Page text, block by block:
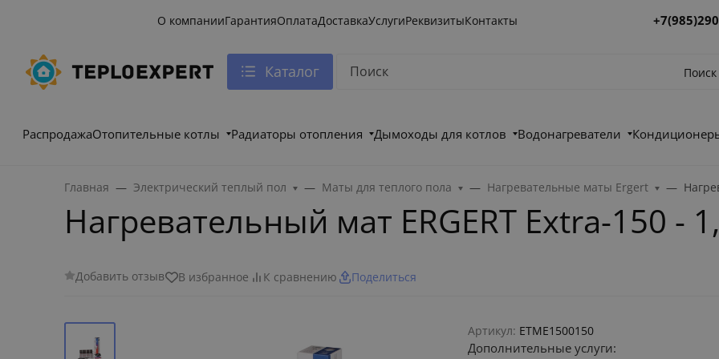
О компанииГарантияОплатаДоставкаУслугиРеквизитыКонтакты
Каталог
РаспродажаОтопительные котлы Радиаторы отопления Дымоходы для котлов Водонагреватели
Главная Электрический теплый пол Маты для теплого пола Нагревательные маты Ergert
Нагревательный мат ERGERT Extra-150 -
Добавить отзыв В избранное К сравнению Поделиться
Артикул: ETME1500150
Дополнительные услуги: